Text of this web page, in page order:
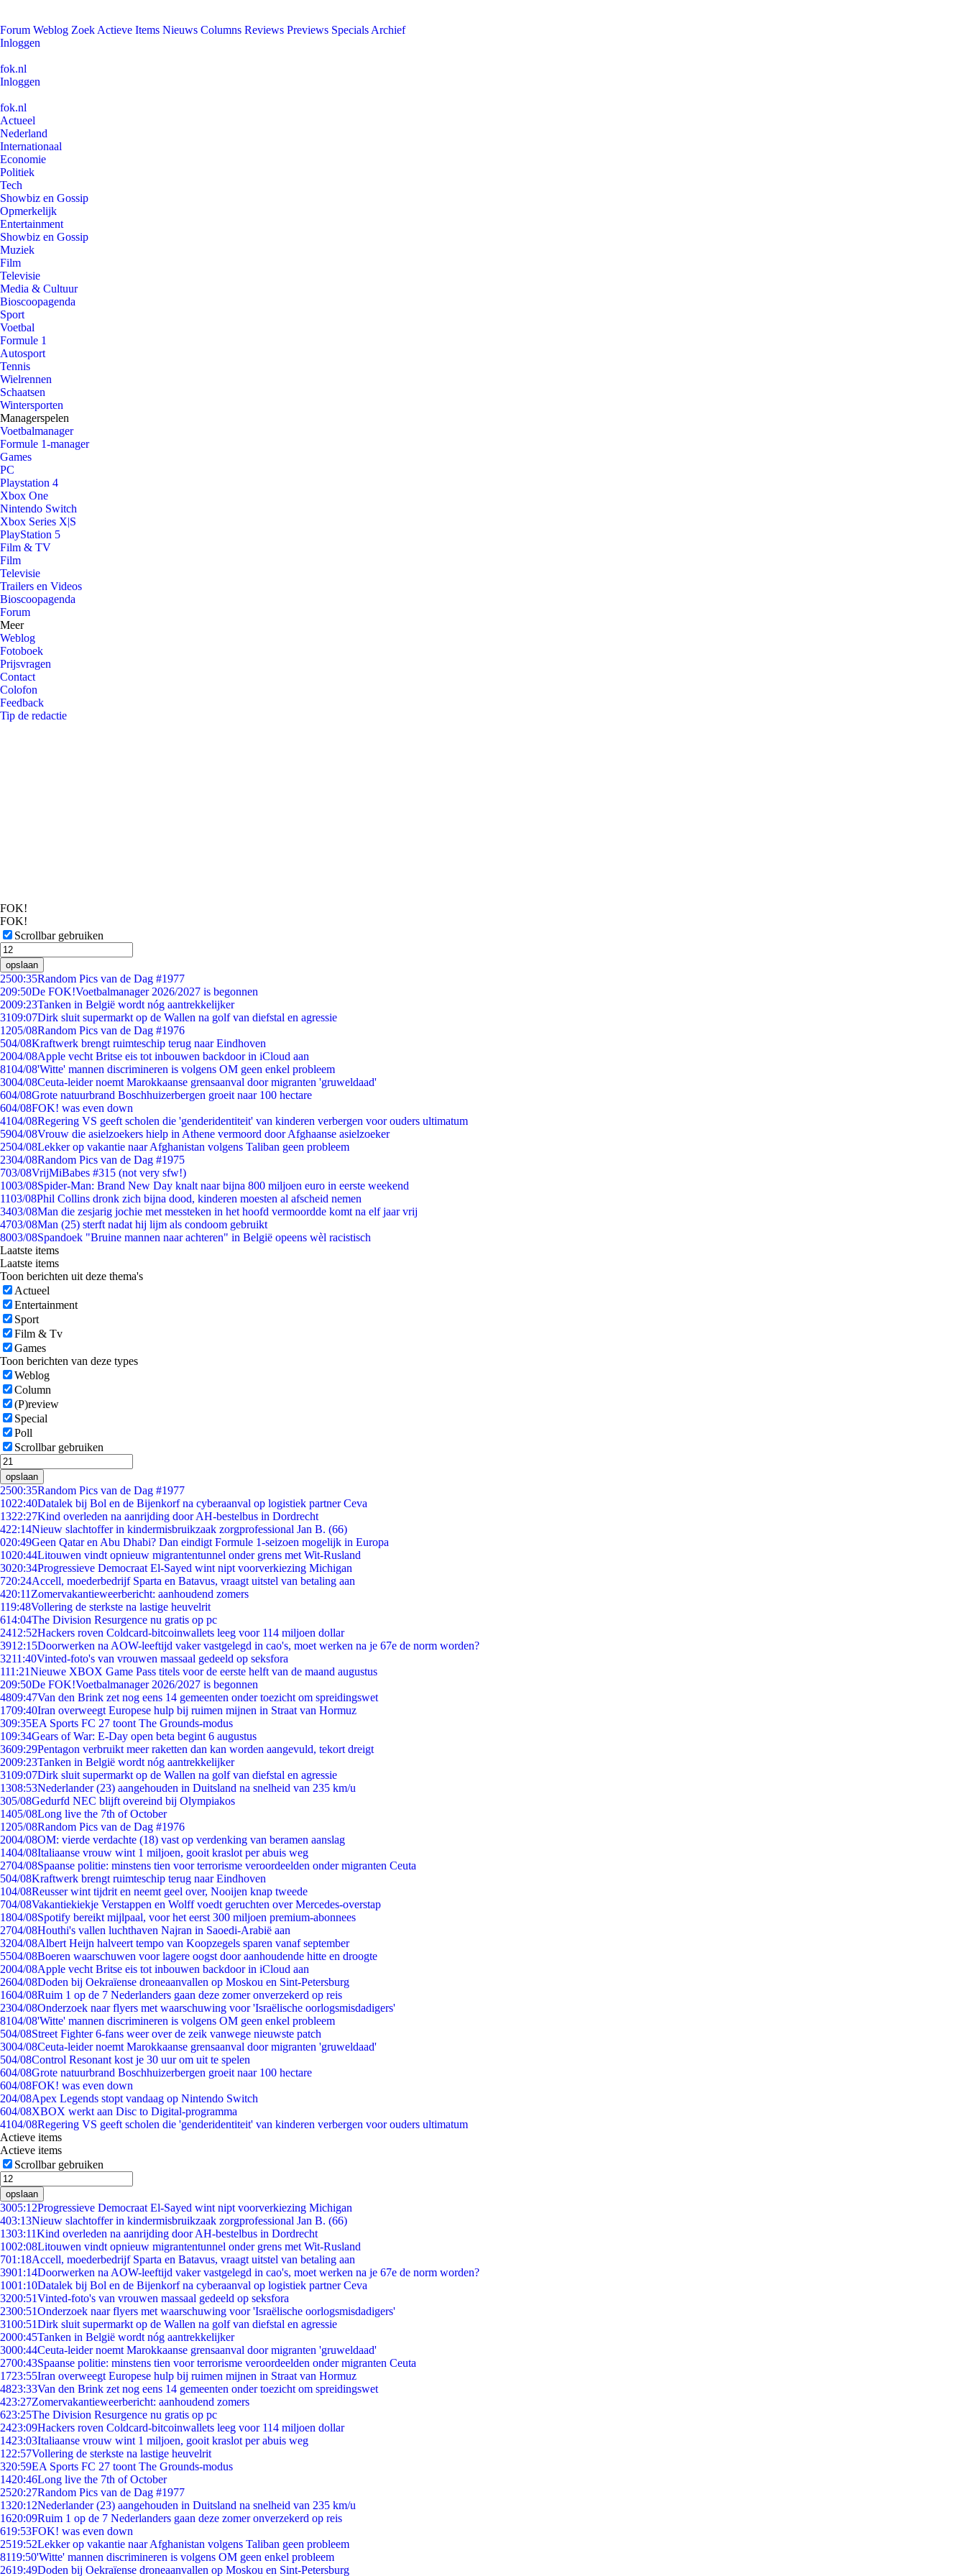
Forum Weblog Zoek Actieve Items Nieuws Columns Reviews Previews Specials Archief
Inloggen
fok.nl
Inloggen
fok.nl
Actueel
Nederland
Internationaal
Economie
Politiek
Tech
Showbiz en Gossip
Opmerkelijk
Entertainment
Showbiz en Gossip
Muziek
Film
Televisie
Media & Cultuur
Bioscoopagenda
Sport
Voetbal
Formule 1
Autosport
Tennis
Wielrennen
Schaatsen
Wintersporten
Managerspelen
Voetbalmanager
Formule 1-manager
Games
PC
Playstation 4
Xbox One
Nintendo Switch
Xbox Series X|S
PlayStation 5
Film & TV
Film
Televisie
Trailers en Videos
Bioscoopagenda
Forum
Meer
Weblog
Fotoboek
Prijsvragen
Contact
Colofon
Feedback
Tip de redactie
FOK!
FOK!
Scrollbar gebruiken
opslaan
2500:35Random Pics van de Dag #1977
209:50De FOK!Voetbalmanager 2026/2027 is begonnen
2009:23Tanken in België wordt nóg aantrekkelijker
3109:07Dirk sluit supermarkt op de Wallen na golf van diefstal en agressie
1205/08Random Pics van de Dag #1976
504/08Kraftwerk brengt ruimteschip terug naar Eindhoven
2004/08Apple vecht Britse eis tot inbouwen backdoor in iCloud aan
8104/08'Witte' mannen discrimineren is volgens OM geen enkel probleem
3004/08Ceuta-leider noemt Marokkaanse grensaanval door migranten 'gruweldaad'
604/08Grote natuurbrand Boschhuizerbergen groeit naar 100 hectare
604/08FOK! was even down
4104/08Regering VS geeft scholen die 'genderidentiteit' van kinderen verbergen voor ouders ultimatum
5904/08Vrouw die asielzoekers hielp in Athene vermoord door Afghaanse asielzoeker
2504/08Lekker op vakantie naar Afghanistan volgens Taliban geen probleem
2304/08Random Pics van de Dag #1975
703/08VrijMiBabes #315 (not very sfw!)
1003/08Spider-Man: Brand New Day knalt naar bijna 800 miljoen euro in eerste weekend
1103/08Phil Collins dronk zich bijna dood, kinderen moesten al afscheid nemen
3403/08Man die zesjarig jochie met messteken in het hoofd vermoordde komt na elf jaar vrij
4703/08Man (25) sterft nadat hij lijm als condoom gebruikt
8003/08Spandoek "Bruine mannen naar achteren" in België opeens wèl racistisch
Laatste items
Laatste items
Toon berichten uit deze thema's
Actueel
Entertainment
Sport
Film & Tv
Games
Toon berichten van deze types
Weblog
Column
(P)review
Special
Poll
Scrollbar gebruiken
opslaan
2500:35Random Pics van de Dag #1977
1022:40Datalek bij Bol en de Bijenkorf na cyberaanval op logistiek partner Ceva
1322:27Kind overleden na aanrijding door AH-bestelbus in Dordrecht
422:14Nieuw slachtoffer in kindermisbruikzaak zorgprofessional Jan B. (66)
020:49Geen Qatar en Abu Dhabi? Dan eindigt Formule 1-seizoen mogelijk in Europa
1020:44Litouwen vindt opnieuw migrantentunnel onder grens met Wit-Rusland
3020:34Progressieve Democraat El-Sayed wint nipt voorverkiezing Michigan
720:24Accell, moederbedrijf Sparta en Batavus, vraagt uitstel van betaling aan
420:11 Zomervakantieweerbericht: aanhoudend zomers
119:48Vollering de sterkste na lastige heuvelrit
614:04The Division Resurgence nu gratis op pc
2412:52Hackers roven Coldcard-bitcoinwallets leeg voor 114 miljoen dollar
3912:15Doorwerken na AOW-leeftijd vaker vastgelegd in cao's, moet werken na je 67e de norm worden?
3211:40Vinted-foto's van vrouwen massaal gedeeld op seksfora
111:21Nieuwe XBOX Game Pass titels voor de eerste helft van de maand augustus
209:50De FOK!Voetbalmanager 2026/2027 is begonnen
4809:47Van den Brink zet nog eens 14 gemeenten onder toezicht om spreidingswet
1709:40Iran overweegt Europese hulp bij ruimen mijnen in Straat van Hormuz
309:35EA Sports FC 27 toont The Grounds-modus
109:34Gears of War: E-Day open beta begint 6 augustus
3609:29Pentagon verbruikt meer raketten dan kan worden aangevuld, tekort dreigt
2009:23Tanken in België wordt nóg aantrekkelijker
3109:07Dirk sluit supermarkt op de Wallen na golf van diefstal en agressie
1308:53Nederlander (23) aangehouden in Duitsland na snelheid van 235 km/u
305/08Gedurfd NEC blijft overeind bij Olympiakos
1405/08Long live the 7th of October
1205/08Random Pics van de Dag #1976
2004/08OM: vierde verdachte (18) vast op verdenking van beramen aanslag
1404/08Italiaanse vrouw wint 1 miljoen, gooit kraslot per abuis weg
2704/08Spaanse politie: minstens tien voor terrorisme veroordeelden onder migranten Ceuta
504/08Kraftwerk brengt ruimteschip terug naar Eindhoven
104/08Reusser wint tijdrit en neemt geel over, Nooijen knap tweede
704/08Vakantiekiekje Verstappen en Wolff voedt geruchten over Mercedes-overstap
1804/08Spotify bereikt mijlpaal, voor het eerst 300 miljoen premium-abonnees
2704/08Houthi's vallen luchthaven Najran in Saoedi-Arabië aan
3204/08Albert Heijn halveert tempo van Koopzegels sparen vanaf september
5504/08Boeren waarschuwen voor lagere oogst door aanhoudende hitte en droogte
2004/08Apple vecht Britse eis tot inbouwen backdoor in iCloud aan
2604/08Doden bij Oekraïense droneaanvallen op Moskou en Sint-Petersburg
1604/08Ruim 1 op de 7 Nederlanders gaan deze zomer onverzekerd op reis
2304/08Onderzoek naar flyers met waarschuwing voor 'Israëlische oorlogsmisdadigers'
8104/08'Witte' mannen discrimineren is volgens OM geen enkel probleem
504/08Street Fighter 6-fans weer over de zeik vanwege nieuwste patch
3004/08Ceuta-leider noemt Marokkaanse grensaanval door migranten 'gruweldaad'
504/08Control Resonant kost je 30 uur om uit te spelen
604/08Grote natuurbrand Boschhuizerbergen groeit naar 100 hectare
604/08FOK! was even down
204/08Apex Legends stopt vandaag op Nintendo Switch
604/08XBOX werkt aan Disc to Digital-programma
4104/08Regering VS geeft scholen die 'genderidentiteit' van kinderen verbergen voor ouders ultimatum
Actieve items
Actieve items
Scrollbar gebruiken
opslaan
3005:12Progressieve Democraat El-Sayed wint nipt voorverkiezing Michigan
403:13Nieuw slachtoffer in kindermisbruikzaak zorgprofessional Jan B. (66)
1303:11Kind overleden na aanrijding door AH-bestelbus in Dordrecht
1002:08Litouwen vindt opnieuw migrantentunnel onder grens met Wit-Rusland
701:18Accell, moederbedrijf Sparta en Batavus, vraagt uitstel van betaling aan
3901:14Doorwerken na AOW-leeftijd vaker vastgelegd in cao's, moet werken na je 67e de norm worden?
1001:10Datalek bij Bol en de Bijenkorf na cyberaanval op logistiek partner Ceva
3200:51Vinted-foto's van vrouwen massaal gedeeld op seksfora
2300:51Onderzoek naar flyers met waarschuwing voor 'Israëlische oorlogsmisdadigers'
3100:51Dirk sluit supermarkt op de Wallen na golf van diefstal en agressie
2000:45Tanken in België wordt nóg aantrekkelijker
3000:44Ceuta-leider noemt Marokkaanse grensaanval door migranten 'gruweldaad'
2700:43Spaanse politie: minstens tien voor terrorisme veroordeelden onder migranten Ceuta
1723:55Iran overweegt Europese hulp bij ruimen mijnen in Straat van Hormuz
4823:33Van den Brink zet nog eens 14 gemeenten onder toezicht om spreidingswet
423:27Zomervakantieweerbericht: aanhoudend zomers
623:25The Division Resurgence nu gratis op pc
2423:09Hackers roven Coldcard-bitcoinwallets leeg voor 114 miljoen dollar
1423:03Italiaanse vrouw wint 1 miljoen, gooit kraslot per abuis weg
1 22:57Vollering de sterkste na lastige heuvelrit
320:59EA Sports FC 27 toont The Grounds-modus
1420:46Long live the 7th of October
2520:27Random Pics van de Dag #1977
1320:12Nederlander (23) aangehouden in Duitsland na snelheid van 235 km/u
1620:09Ruim 1 op de 7 Nederlanders gaan deze zomer onverzekerd op reis
619:53FOK! was even down
2519:52Lekker op vakantie naar Afghanistan volgens Taliban geen probleem
8119:50'Witte' mannen discrimineren is volgens OM geen enkel probleem
2619:49Doden bij Oekraïense droneaanvallen op Moskou en Sint-Petersburg